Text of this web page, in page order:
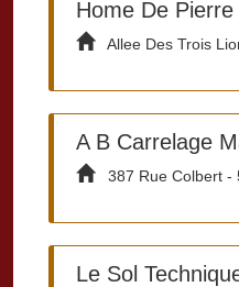
Home De Pierre
Allee Des Trois
A B Carrelage
387 Rue Colbert -
Le Sol